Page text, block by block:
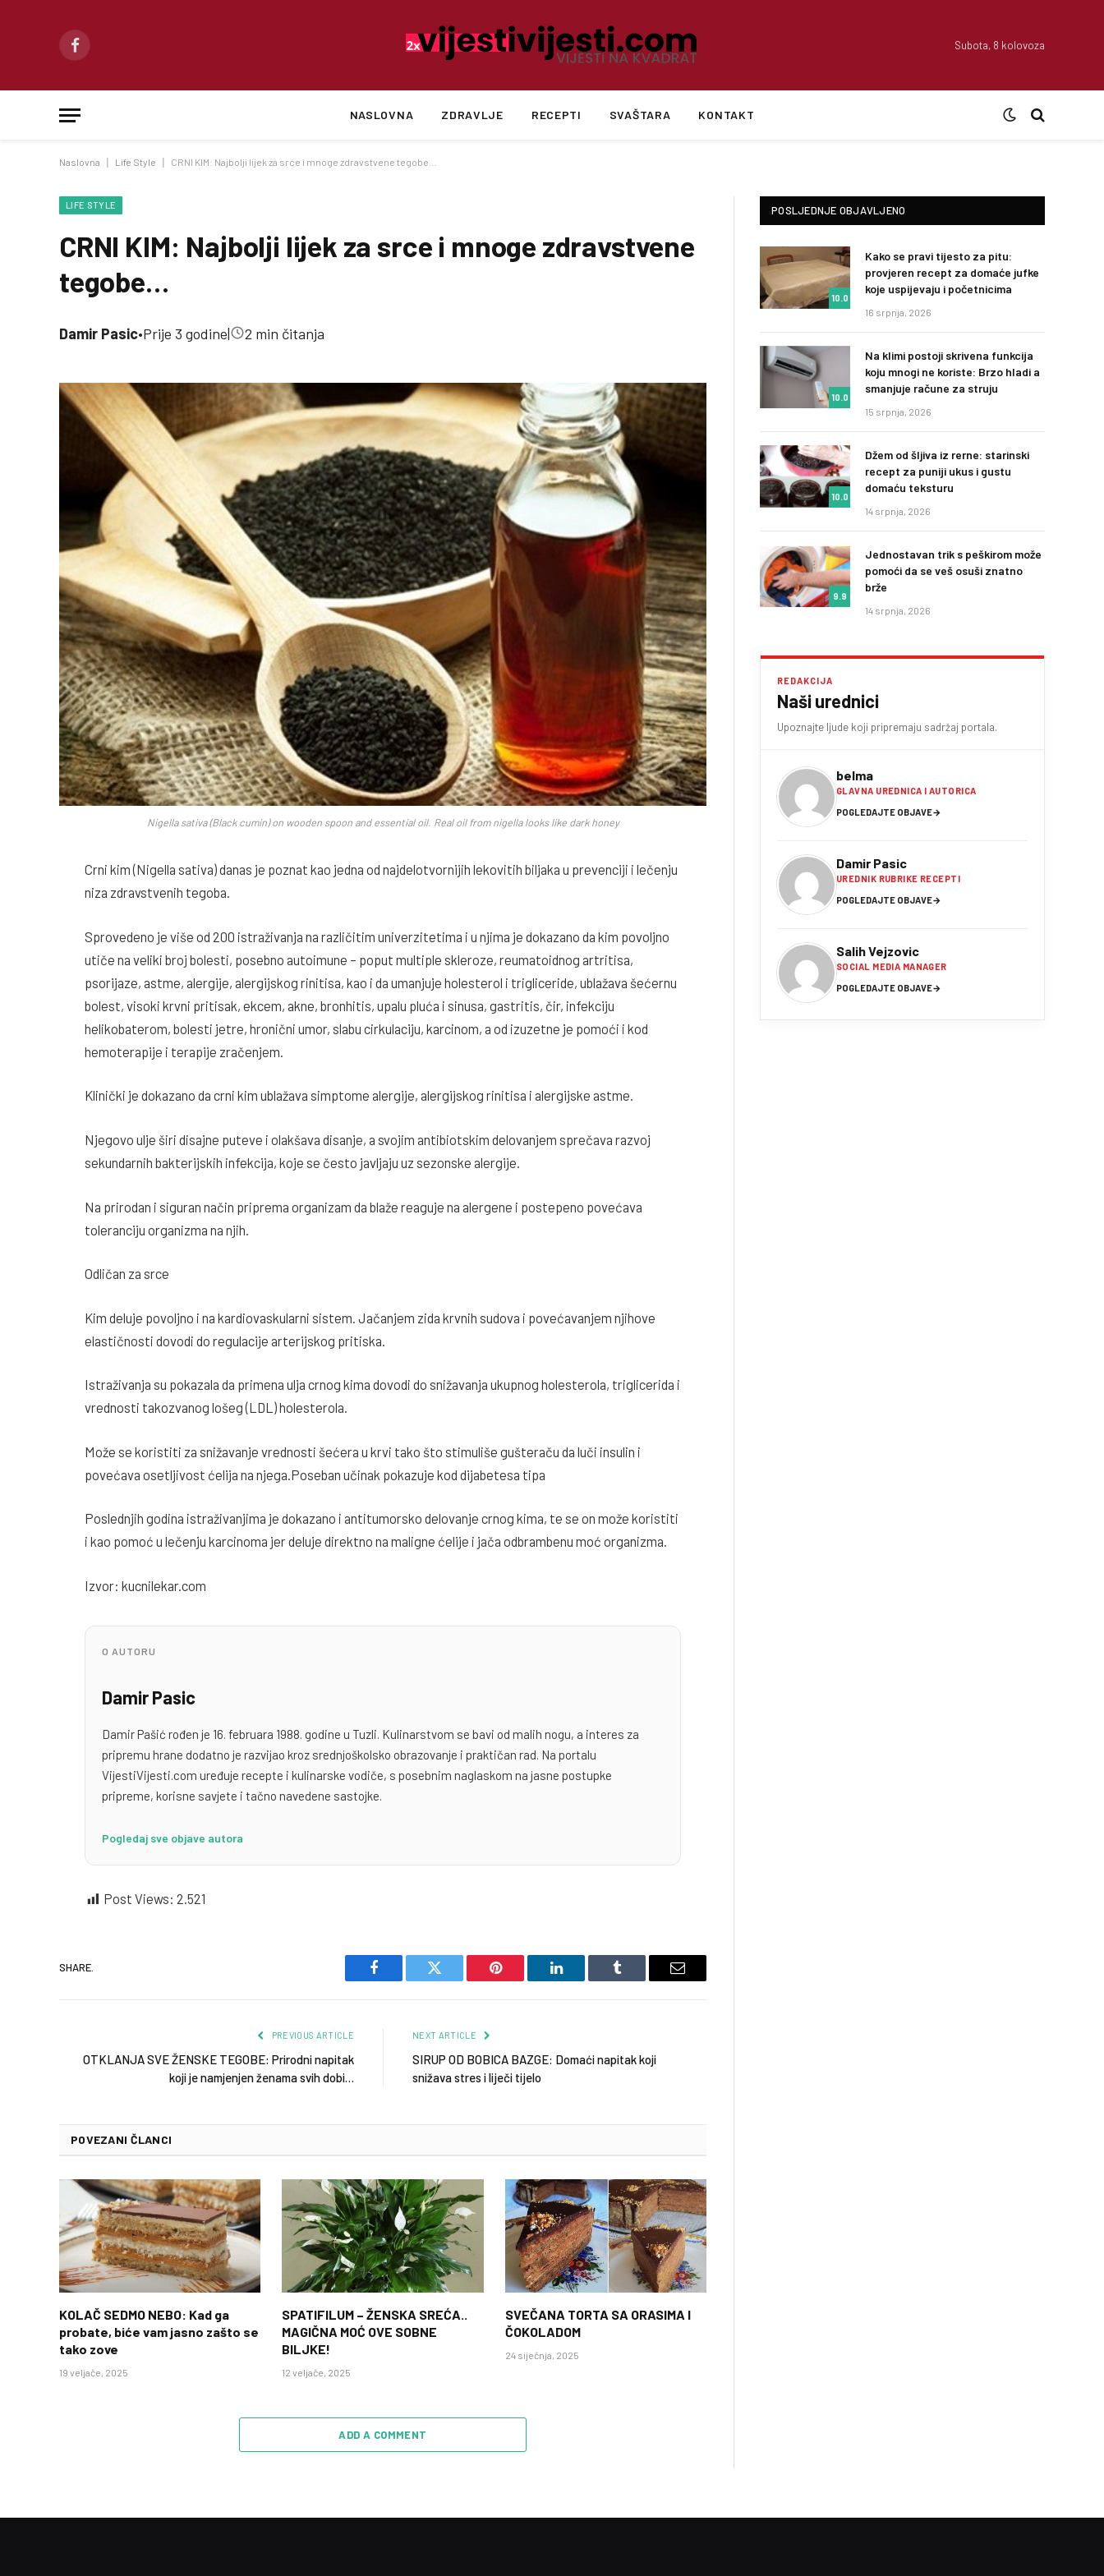
Facebook
Subota, 8 kolovoza
NASLOVNA ZDRAVLJE RECEPTI SVAŠTARA KONTAKT
Naslovna Life Style CRNI KIM: Najbolji lijek za srce i mnoge zdravstvene tegobe…
LIFE STYLE
CRNI KIM: Najbolji lijek za srce i mnoge zdravstvene
tegobe…
Damir Pasic•Prije 3 godine| 2 min čitanja
Nigella sativa (Black cumin) on wooden spoon and essential oil. Real oil from nigella looks like dark honey
Crni kim (Nigella sativa) danas je poznat kao jedna od najdelotvornijih lekovitih biljaka u prevenciji i lečenju
niza zdravstvenih tegoba.
Sprovedeno je više od 200 istraživanja na različitim univerzitetima i u njima je dokazano da kim povoljno
utiče na veliki broj bolesti, posebno autoimune – poput multiple skleroze, reumatoidnog artritisa,
psorijaze, astme, alergije, alergijskog rinitisa, kao i da umanjuje holesterol i trigliceride, ublažava šećernu
bolest, visoki krvni pritisak, ekcem, akne, bronhitis, upalu pluća i sinusa, gastritis, čir, infekciju
helikobaterom, bolesti jetre, hronični umor, slabu cirkulaciju, karcinom, a od izuzetne je pomoći i kod
hemoterapije i terapije zračenjem.
Klinički je dokazano da crni kim ublažava simptome alergije, alergijskog rinitisa i alergijske astme.
Njegovo ulje širi disajne puteve i olakšava disanje, a svojim antibiotskim delovanjem sprečava razvoj
sekundarnih bakterijskih infekcija, koje se često javljaju uz sezonske alergije.
Na prirodan i siguran način priprema organizam da blaže reaguje na alergene i postepeno povećava
toleranciju organizma na njih.
Odličan za srce
Kim deluje povoljno i na kardiovaskularni sistem. Jačanjem zida krvnih sudova i povećavanjem njihove
elastičnosti dovodi do regulacije arterijskog pritiska.
Istraživanja su pokazala da primena ulja crnog kima dovodi do snižavanja ukupnog holesterola, triglicerida i
vrednosti takozvanog lošeg (LDL) holesterola.
Može se koristiti za snižavanje vrednosti šećera u krvi tako što stimuliše gušteraču da luči insulin i
povećava osetljivost ćelija na njega.Poseban učinak pokazuje kod dijabetesa tipa
Poslednjih godina istraživanjima je dokazano i antitumorsko delovanje crnog kima, te se on može koristiti
i kao pomoć u lečenju karcinoma jer deluje direktno na maligne ćelije i jača odbrambenu moć organizma.
Izvor: kucnilekar.com
O AUTORU
Damir Pasic
Damir Pašić rođen je 16. februara 1988. godine u Tuzli. Kulinarstvom se bavi od malih nogu, a interes za
pripremu hrane dodatno je razvijao kroz srednjoškolsko obrazovanje i praktičan rad. Na portalu
VijestiVijesti.com uređuje recepte i kulinarske vodiče, s posebnim naglaskom na jasne postupke
pripreme, korisne savjete i tačno navedene sastojke.
Pogledaj sve objave autora
Post Views: 2.521
SHARE.
Facebook Twitter Pinterest LinkedIn Tumblr Email
PREVIOUS ARTICLE
OTKLANJA SVE ŽENSKE TEGOBE: Prirodni napitak
koji je namjenjen ženama svih dobi…
NEXT ARTICLE
SIRUP OD BOBICA BAZGE: Domaći napitak koji
snižava stres i liječi tijelo
POVEZANI ČLANCI
KOLAČ SEDMO NEBO: Kad ga
probate, biće vam jasno zašto se
tako zove
19 veljače, 2025
SPATIFILUM – ŽENSKA SREĆA..
MAGIČNA MOĆ OVE SOBNE
BILJKE!
12 veljače, 2025
SVEČANA TORTA SA ORASIMA I
ČOKOLADOM
24 siječnja, 2025
ADD A COMMENT
POSLJEDNJE OBJAVLJENO
10.0
Kako se pravi tijesto za pitu:
provjeren recept za domaće jufke
koje uspijevaju i početnicima
16 srpnja, 2026
10.0
Na klimi postoji skrivena funkcija
koju mnogi ne koriste: Brzo hladi a
smanjuje račune za struju
15 srpnja, 2026
10.0
Džem od šljiva iz rerne: starinski
recept za puniji ukus i gustu
domaću teksturu
14 srpnja, 2026
9.9
Jednostavan trik s peškirom može
pomoći da se veš osuši znatno
brže
14 srpnja, 2026
REDAKCIJA
Naši urednici
Upoznajte ljude koji pripremaju sadržaj portala.
belma
GLAVNA UREDNICA I AUTORICA
POGLEDAJTE OBJAVE→
Damir Pasic
UREDNIK RUBRIKE RECEPTI
POGLEDAJTE OBJAVE→
Salih Vejzovic
SOCIAL MEDIA MANAGER
POGLEDAJTE OBJAVE→